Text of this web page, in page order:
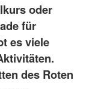
oder
für
es viele
des Roten